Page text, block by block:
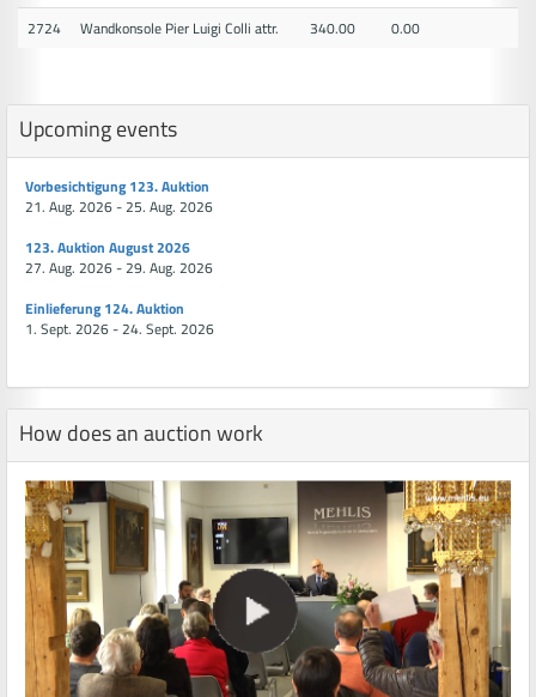
2724
Wandkonsole Pier Luigi Colli attr. 340.00 0.00
Upcoming events
Vorbesichtigung 123. Auktion
21. Aug. 2026 - 25. Aug. 2026
123. Auktion August 2026
27. Aug. 2026 - 29. Aug. 2026
Einlieferung 124. Auktion
1. Sept. 2026 - 24. Sept. 2026
How does an auction work